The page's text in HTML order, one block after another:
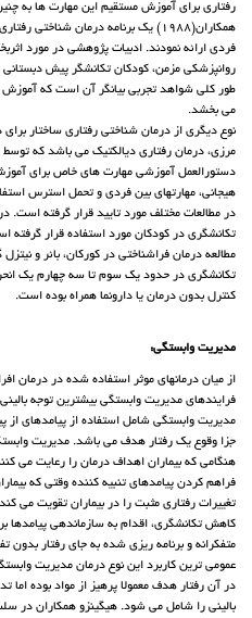
رفتاری برای آموزش مستقیم این مهارت ها به
همکاران(1988) یک برنامه درمان
فردی ارائه نمودند. ادبیات پژوهشی در مورد
روانپزشکی مزمن، کودکان تکانشگر پیش دبستانی
طور کلی شواهد تجربی بیانگر آن است که آموزش
می بخشد.
نوع دیگری از درمان شناختی رفتاری ساختار
مرزی، درمان رفتاری دیالکتیک می باشد که
دستورالعمل آموزشی مهارت های خاص برای
هیجانی، مهارتهای بین فردی و تحمل استرس
در مطالعات مختلف مورد تایید قرار گرفته است.
مطالعه درمان فراشناختی در کورکان، بائر و
تکانشگری در حدود یک سوم تا سه چهارم یک
کنترل بدون درمان یا دارونما همراه بوده است.
مدیریت وابستگی:
از میان درمانهای موثر استفاده شده در درمان
فرایندهای مدیریت وابستگی بیشترین توجه
مدیریت وابستگی شامل استفاده از پیامدهای
جزا وقوع یک رفتار هدف می باشد. مدیریت
هنگامی که بیماران اهداف درمان را رعایت می
فراهم کردن پیامدهای تنبیه کننده وقتی که
تغییرات رفتاری مثبت را در بیماران تقویت می
کاهش تکانشگری، اقدام به سازماندهی پیامدها
متفکرانه و برنامه ریزی شده به جای رفتار بدون
عمومی ترین کاربرد این نوع درمان مدیریت
در آن رفتار هدف معمولا پرهیز از مواد بوده
بالینی را شامل می شود. هیگینزو همکاران در